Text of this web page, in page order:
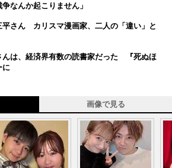
なんか起こりません」
平さん カリスマ漫画家、二人の「違い」と
んは、経済界有数の読書家だった 『死ぬほ
に
画像で見る